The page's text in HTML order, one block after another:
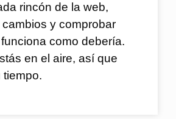
rincón de la web,
y comprobar
como debería.
en el aire, así que
tiempo.